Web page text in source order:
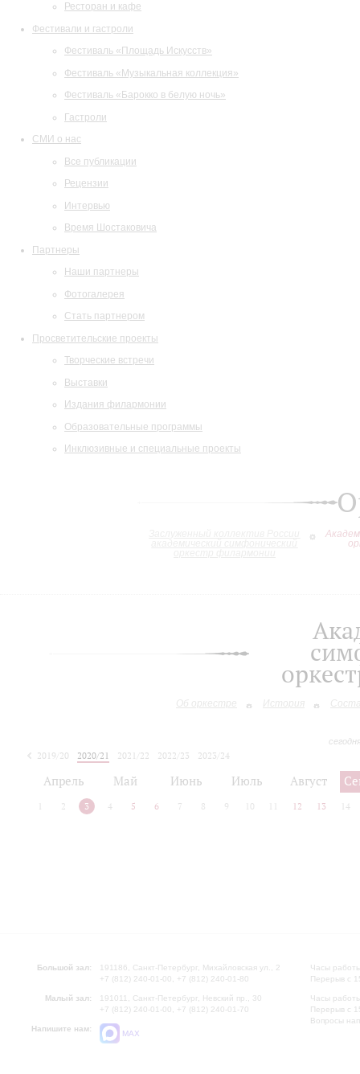
Ресторан и кафе
Фестивали и гастроли
Фестиваль «Площадь Искусств»
Фестиваль «Музыкальная коллекция»
Фестиваль «Барокко в белую ночь»
Гастроли
СМИ о нас
Все публикации
Рецензии
Интервью
Время Шостаковича
Партнеры
Наши партнеры
Фотогалерея
Стать партнером
Просветительские проекты
Творческие встречи
Выставки
Издания филармонии
Образовательные программы
Инклюзивные и специальные проекты
Об оркестре История
2019/20 2020/21 2021/22 2022/23
2023/24
Апрель Май Июнь Июль Август
2 3 4 5 6 7 8 9 10 12 13 14
Большой зал:
191186, Санкт-Петербург, Михайловская ул., 2
+7 (812) 240-01-00, +7 (812) 240-01-80
Малый зал:
191011, Санкт-Петербург, Невский пр., 30
+7 (812) 240-01-00, +7 (812) 240-01-70
Напишите нам:
MAX
Часы
Перерыв с
Часы
Перерыв с
Вопросы